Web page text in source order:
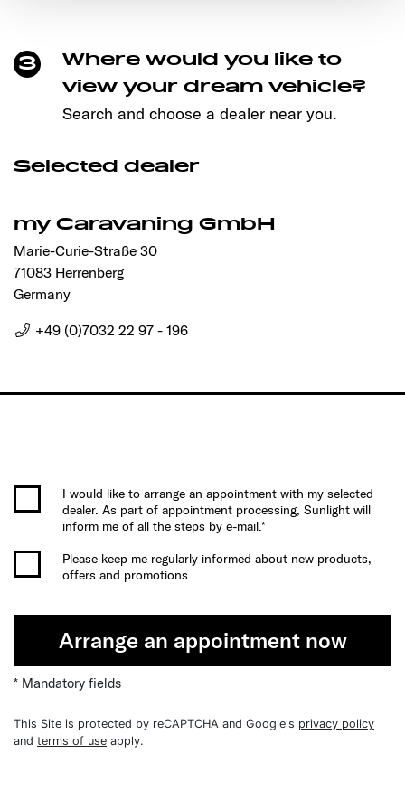
3
Where would you like to
view your dream vehicle?
Search and choose a dealer near you.
Selected dealer
my Caravaning GmbH
Marie-Curie-Straße 30
71083 Herrenberg
Germany
+49 (0)7032 22 97 - 196
I would like to arrange an appointment with my selected
dealer. As part of appointment processing, Sunlight will
inform me of all the steps by e-mail.*
Please keep me regularly informed about new products,
offers and promotions.
Arrange an appointment now
* Mandatory fields
This Site is protected by reCAPTCHA and Google's privacy policy
and terms of use apply.